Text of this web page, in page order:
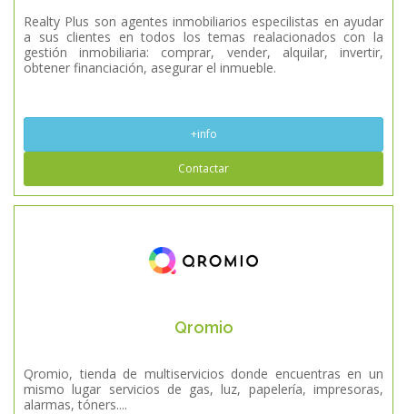
Realty Plus son agentes inmobiliarios especilistas en ayudar
a sus clientes en todos los temas realacionados con la
gestión inmobiliaria: comprar, vender, alquilar, invertir,
obtener financiación, asegurar el inmueble.
+info
Contactar
Qromio
Qromio, tienda de multiservicios donde encuentras en un
mismo lugar servicios de gas, luz, papelería, impresoras,
alarmas, tóners....